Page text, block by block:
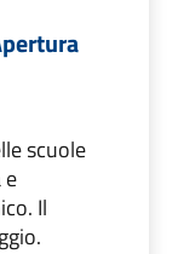
scuole
e
Il